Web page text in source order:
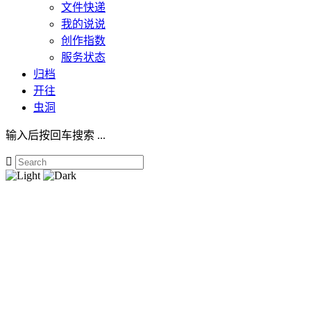
文件快递
我的说说
创作指数
服务状态
归档
开往
虫洞
输入后按回车搜索 ...
